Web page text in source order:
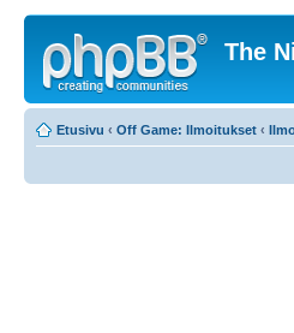
The
Etusivu ‹ Off Game: Ilmoitukset ‹